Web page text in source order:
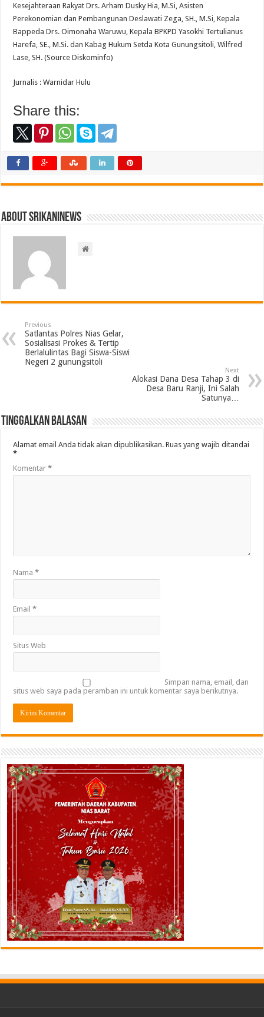
Kesejahteraan Rakyat Drs. Arham Dusky Hia, M.Si, Asisten
Perekonomian dan Pembangunan Deslawati Zega, SH., M.Si, Kepala
Bappeda Drs. Oimonaha Waruwu, Kepala BPKPD Yasokhi Tertulianus
Harefa, SE., M.Si. dan Kabag Hukum Setda Kota Gunungsitoli, Wilfred
Lase, SH. (Source Diskominfo)
Jurnalis : Warnidar Hulu
Share this:
About srikaninews
Previous
Satlantas Polres Nias Gelar,
Sosialisasi Prokes & Tertip
Berlalulintas Bagi Siswa-Siswi
Negeri 2 gunungsitoli
Next
Alokasi Dana Desa Tahap 3 di
Desa Baru Ranji, Ini Salah
Satunya…
Tinggalkan Balasan
Alamat email Anda tidak akan dipublikasikan. Ruas yang wajib ditandai
*
Komentar*
Nama*
Email*
Situs Web
Simpan nama, email, dan
situs web saya pada peramban ini untuk komentar saya berikutnya.